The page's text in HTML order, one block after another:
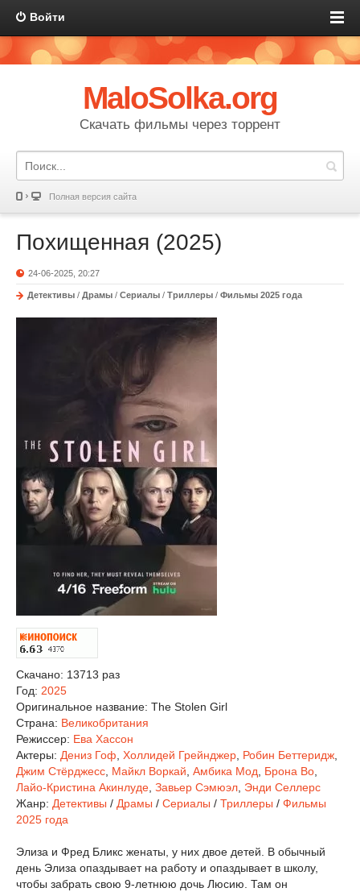
Войти
MaloSolka.org
Скачать фильмы через торрент
Полная версия сайта
Похищенная (2025)
24-06-2025, 20:27
Детективы / Драмы / Сериалы / Триллеры / Фильмы 2025 года
Скачано: 13713 раз
Год: 2025
Оригинальное название: The Stolen Girl
Страна: Великобритания
Режиссер: Ева Хассон
Актеры: Дениз Гоф Холлидей Грейнджер Робин Беттеридж
Джим Стёрджесс Майкл Воркай Амбика Мод Брона Во
Лайо-Кристина Акинлуде Завьер Сэмюэл Энди Селлерс
Жанр: Детективы / Драмы / Сериалы / Триллеры / Фильмы
2025 года
Элиза и Фред Бликс женаты, у них двое детей. В обычный
день Элиза опаздывает на работу и опаздывает в школу,
чтобы забрать свою 9-летнюю дочь Люсию. Там он